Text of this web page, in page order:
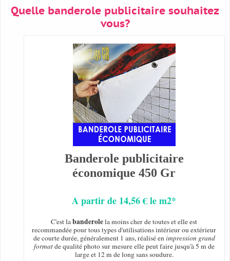
Quelle banderole publicitaire souhaitez
vous?
Banderole publicitaire
économique 450 Gr
A partir de 14,56 € le m2*
C'est labanderolela moins cher de toutes et elle est
recommandée pour tous types d'utilisations intérieur ou extérieur
de courte durée, généralement 1 ans, réalisé enimpression grand
formatde qualité photo sur mesure elle peut faire jusqu'à 5 m de
large et 12 m de long sans soudure.